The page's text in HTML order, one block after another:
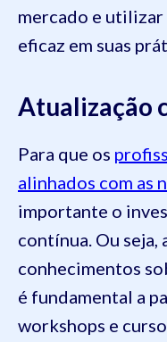
mercado e
eficaz em suas
Atualização
Para que os
alinhados com as
importante o
contínua. Ou seja,
conhecimentos
é fundamental a
workshops e